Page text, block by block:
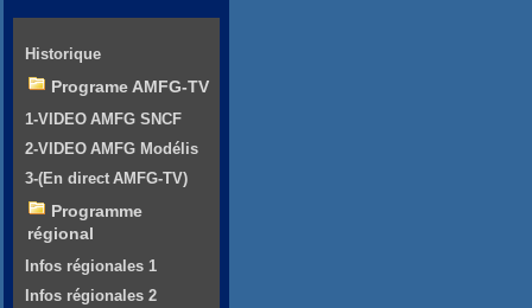
Historique
Programe AMFG-TV
1-VIDEO AMFG SNCF
2-VIDEO AMFG Modélis
3-(En direct AMFG-TV)
Programme
régional
Infos régionales 1
Infos régionales 2